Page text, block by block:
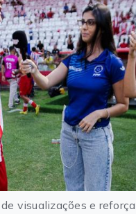
visualizações e